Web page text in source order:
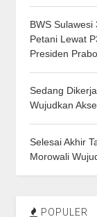
BWS
Petani Lewat
Presiden
Sedang
Wujudkan
Selesai Akhir
Morowali
POPULER